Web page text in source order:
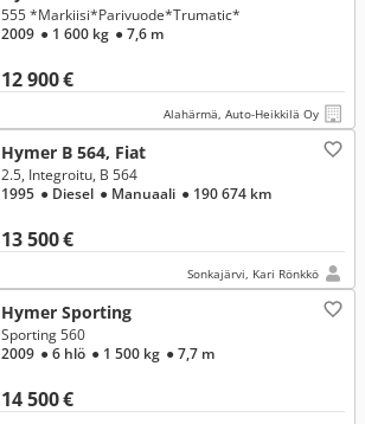
12 900 €
555 *Markiisi*Parivuode*Trumatic*
2009 ● 1 600 kg ● 7,6 m
Alahärmä, Auto-Heikkilä Oy
Hymer B 564, Fiat
13 500 €
2.5, Integroitu, B 564
1995 ● Diesel ● Manuaali ● 190 674 km
Sonkajärvi, Kari Rönkkö
Hymer Sporting
14 500 €
Sporting 560
2009 ● 6 hlö ● 1 500 kg ● 7,7 m